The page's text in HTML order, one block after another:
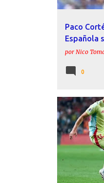
Paco
Española
por Nico
0
ACTUALIDAD
SELECCIÓN